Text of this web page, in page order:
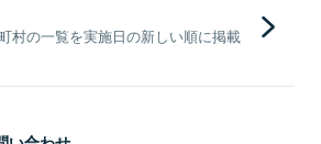
村の一覧を実施日の新しい順に掲載